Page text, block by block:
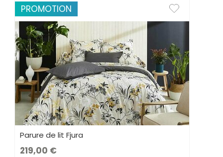
PROMOTION
Parure de lit Fjura
219,00